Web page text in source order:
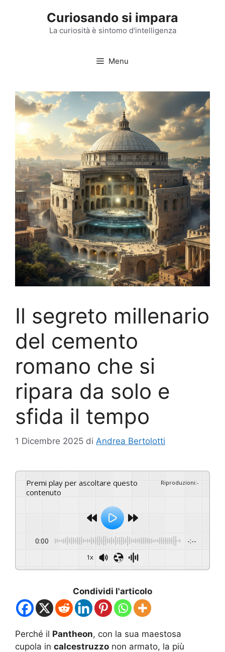
Curiosando si impara
La curiosità è sintomo d'intelligenza
Menu
Il segreto millenario
del cemento
romano che si
ripara da solo e
sfida il tempo
1 Dicembre 2025 di Andrea Bertolotti
Premi play per ascoltare questo
contenuto
Riproduzioni:-
0:00 -:--
1x
Condividi l'articolo
Perché il Pantheon, con la sua maestosa
cupola in calcestruzzo non armato, la più